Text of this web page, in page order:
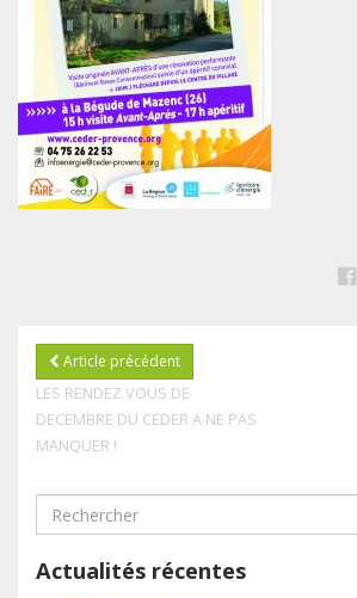
Article précédent
LES RENDEZ VOUS DE
DECEMBRE DU CEDER A NE PAS
MANQUER !
Actualités récentes